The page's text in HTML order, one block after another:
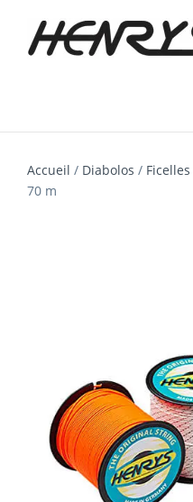
contenu
Accueil / Diabolos / Ficelles
70 m